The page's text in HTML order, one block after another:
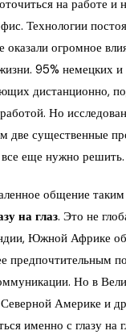
на работе и
Технологии
огромное
95% немецких
дистанционно,
Но
две существенные
все еще нужно решить.
общение
на глаз. Это не
Южной Африке
предпочтительным
Но в
Америке и
именно с глазу на